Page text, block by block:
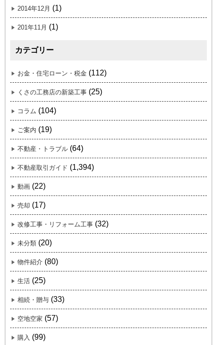
2014年12月 (1)
201年11月 (1)
カテゴリー
お金・住宅ローン・税金 (112)
くさの工務店の新築工事 (25)
コラム (104)
ご案内 (19)
不動産・トラブル (64)
不動産取引ガイド (1,394)
動画 (22)
売却 (17)
改修工事・リフォーム工事 (32)
未分類 (20)
物件紹介 (80)
生活 (25)
相続・贈与 (33)
空地空家 (57)
購入 (99)